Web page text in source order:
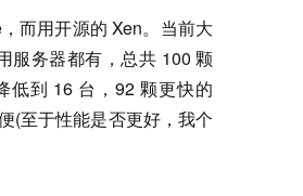
而用开源的 Xen。当前大
服务器都有，总共 100 颗
低到 16 台，92 颗更快的
(至于性能是否更好，我个